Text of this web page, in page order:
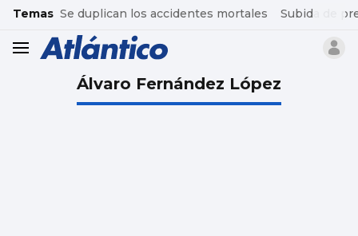
common.go-to-content
Temas Se duplican los accidentes mortales Subida de
header.menu.open
Álvaro Fernández López